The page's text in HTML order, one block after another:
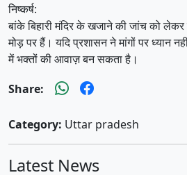
निष्कर्ष:
बांके बिहारी मंदिर के खजाने की जांच को
मोड़ पर हैं। यदि प्रशासन ने मांगों पर ध्यान
में भक्तों की आवाज़ बन सकता है।
Share:
Category: Uttar pradesh
Latest News